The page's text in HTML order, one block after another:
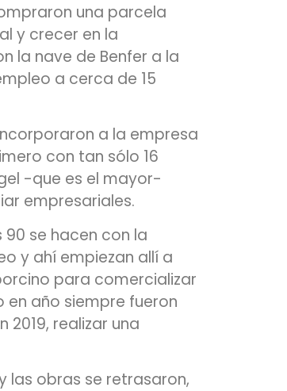
una parcela
y crecer en la
la nave de Benfer a la
a cerca de 15
a la empresa
con tan sólo 16
-que es el mayor-
empresariales.
se hacen con la
y ahí empiezan allí a
para comercializar
en año siempre fueron
realizar una
las obras se retrasaron,